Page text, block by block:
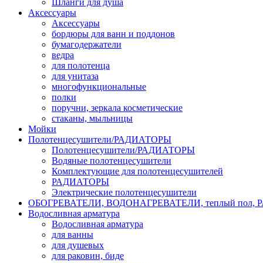
Шланги для душа
Аксессуары
Аксессуары
бордюры для ванн и поддонов
бумагодержатели
ведра
для полотенца
для унитаза
многофункциональные
полки
поручни, зеркала косметические
стаканы, мыльницы
Мойки
Полотенцесушители/РАДИАТОРЫ
Полотенцесушители/РАДИАТОРЫ
Водяные полотенцесушители
Комплектующие для полотенцесушителей
РАДИАТОРЫ
Электрические полотенцесушители
ОБОГРЕВАТЕЛИ, ВОДОНАГРЕВАТЕЛИ, теплый пол,
Водосливная арматура
Водосливная арматура
для ванны
для душевых
для раковин, биде